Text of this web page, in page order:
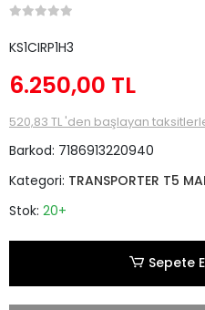
KS1CIRP1H3
6.250,00 TL
520,83 TL 'den başlayan
Barkod: 7186913220940
Kategori: TRANSPORTER T5
Stok: 20+
Sepete